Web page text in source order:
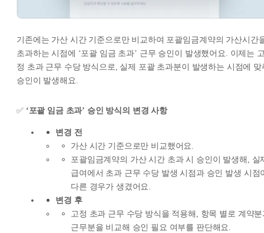
기존에는 가산 시간 기준으로만 비교하여 포괄임금계약의 가산시간
초과하는 시점에 ‘포괄 임금 초과’ 근무 승인이 발생했어요. 이제는
정 초과 근무 수당 방식으로, 실제 포괄 초과분이 발생하는 시점에 맞
승인이 발생해요.
✅ ‘포괄 임금 초과’ 승인 방식의 변경 사항
변경 전
가산 시간 기준으로만 비교했어요.
포괄임금계약의 가산 시간 초과 시 승인이 발생해, 실
급여에서 초과 근무 수당 발생 시점과 승인 발생 시점
다른 경우가 생겼어요.
변경 후
고정 초과 근무 수당 방식을 적용해, 항목 별로 계약분
근무분을 비교해 승인 필요 여부를 판단해요.